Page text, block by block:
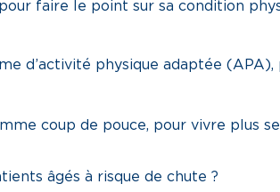
faire le point sur sa condition
d’activité physique adaptée
coup de pouce, pour vivre plus
âgés à risque de chute ?